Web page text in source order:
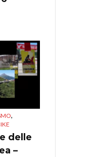
,
delle
–